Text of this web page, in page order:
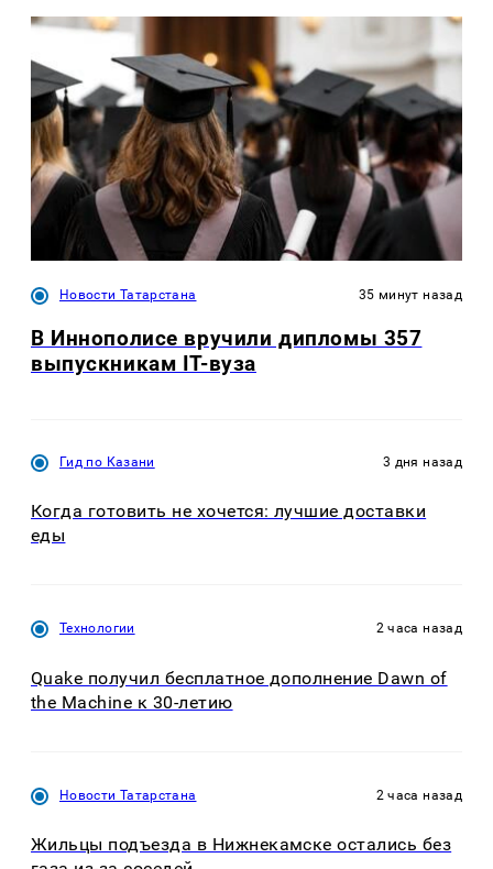
Новости Татарстана 35 минут назад
В Иннополисе вручили дипломы 357
выпускникам IT-вуза
Гид по Казани 3 дня назад
Когда готовить не хочется: лучшие доставки
еды
Технологии 2 часа назад
Quake получил бесплатное дополнение Dawn of
the Machine к 30-летию
Новости Татарстана 2 часа назад
Жильцы подъезда в Нижнекамске остались без